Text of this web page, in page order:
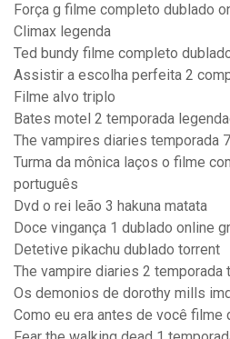
Força g filme completo dublado
Climax legenda
Ted bundy filme completo
Assistir a escolha perfeita 2
Filme alvo triplo
Bates motel 2 temporada
The vampires diaries temporada 7
Turma da mônica laços o filme
português
Dvd o rei leão 3 hakuna matata
Doce vingança 1 dublado online
Detetive pikachu dublado torrent
The vampire diaries 2 temporada
Os demonios de dorothy mills
Como eu era antes de você filme